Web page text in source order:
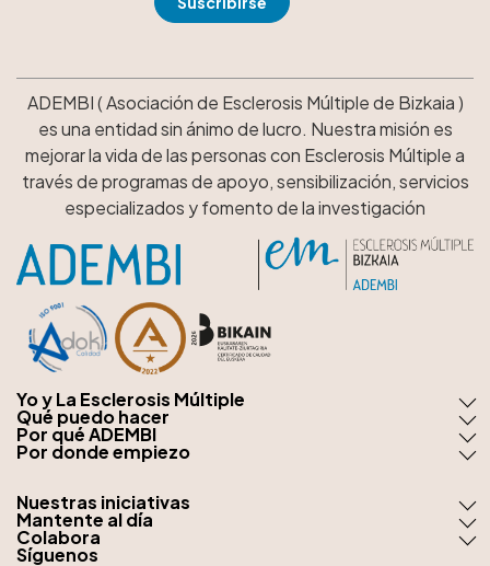
ADEMBI ( Asociación de Esclerosis Múltiple de Bizkaia )
es una entidad sin ánimo de lucro. Nuestra misión es
mejorar la vida de las personas con Esclerosis Múltiple a
través de programas de apoyo, sensibilización, servicios
especializados y fomento de la investigación
Yo y La Esclerosis Múltiple
Qué puedo hacer
Por qué ADEMBI
Por donde empiezo
Nuestras iniciativas
Mantente al día
Colabora
Síguenos